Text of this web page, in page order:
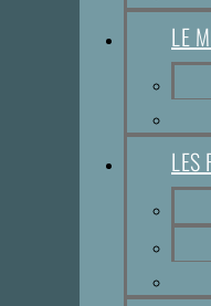
LE
LES